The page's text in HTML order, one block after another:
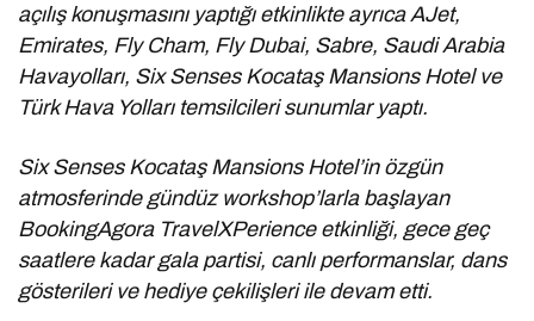
açılış konuşmasını yaptığı etkinlikte ayrıca AJet,
Emirates, Fly Cham, Fly Dubai, Sabre, Saudi Arabia
Havayolları, Six Senses Kocataş Mansions Hotel ve
Türk Hava Yolları temsilcileri sunumlar yaptı.
Six Senses Kocataş Mansions Hotel’in özgün
atmosferinde gündüz workshop’larla başlayan
BookingAgora TravelXPerience etkinliği, gece geç
saatlere kadar gala partisi, canlı performanslar, dans
gösterileri ve hediye çekilişleri ile devam etti.